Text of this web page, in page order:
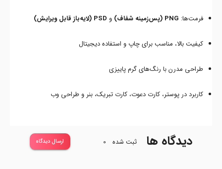
فرمت‌ها: PNG (پس‌زمینه شفاف) و PSD (لایه‌باز قابل ویرایش)
کیفیت بالا، مناسب برای چاپ و استفاده دیجیتال
طراحی مدرن با رنگ‌های گرم پاییزی
کاربرد در پوستر، کارت دعوت، کارت تبریک، بنر و طراحی وب
دیدگاه ها ثبت شده 0 ارسال دیدگاه